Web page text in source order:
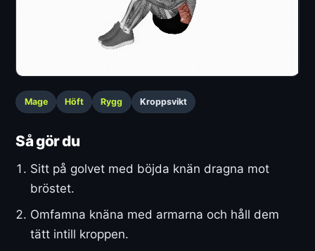
Mage Höft Rygg Kroppsvikt
Så gör du
Sitt på golvet med böjda knän dragna mot
bröstet.
Omfamna knäna med armarna och håll dem
tätt intill kroppen.